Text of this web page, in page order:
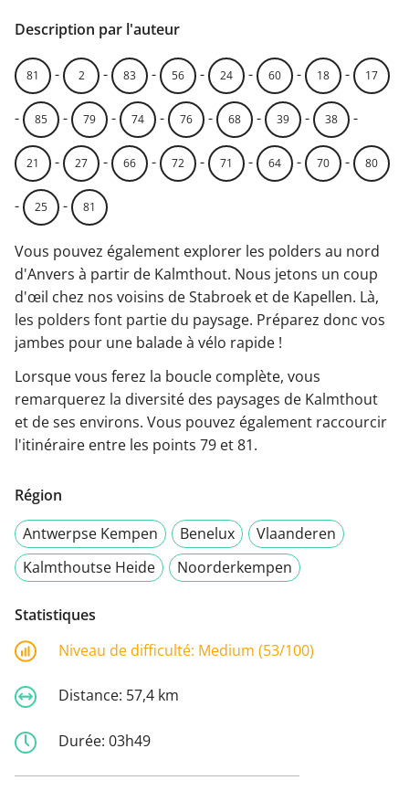
Description par l'auteur
81 - 2 - 83 - 56 - 24 - 60 - 18 - 17
- 85 - 79 - 74 - 76 - 68 - 39 - 38 -
21 - 27 - 66 - 72 - 71 - 64 - 70 - 80
- 25 - 81
Vous pouvez également explorer les polders au nord
d'Anvers à partir de Kalmthout. Nous jetons un coup
d'œil chez nos voisins de Stabroek et de Kapellen. Là,
les polders font partie du paysage. Préparez donc vos
jambes pour une balade à vélo rapide !
Lorsque vous ferez la boucle complète, vous
remarquerez la diversité des paysages de Kalmthout
et de ses environs. Vous pouvez également raccourcir
l'itinéraire entre les points 79 et 81.
Région
Antwerpse Kempen
Benelux
Vlaanderen
Kalmthoutse Heide
Noorderkempen
Statistiques
Niveau de difficulté: Medium (53/100)
Distance: 57,4 km
Durée: 03h49